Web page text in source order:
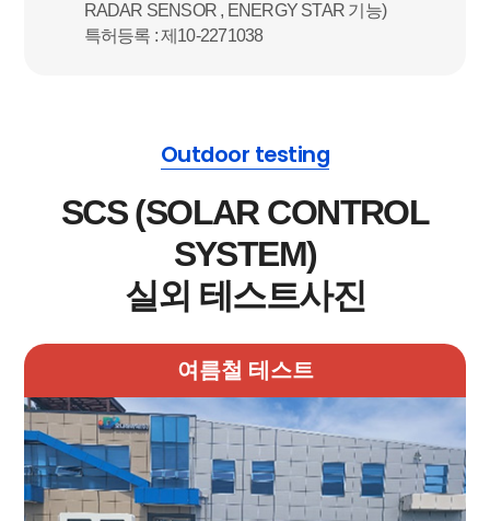
RADAR SENSOR , ENERGY STAR 기능)
특허등록 : 제10-2271038
Outdoor testing
SCS (SOLAR CONTROL
SYSTEM)
실외 테스트사진
여름철 테스트